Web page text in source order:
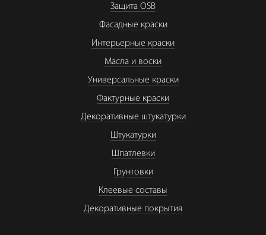
Защита OSB
Фасадные краски
Интерьерные краски
Масла и воски
Универсальные краски
Фактурные краски
Декоративные штукатурки
Штукатурки
Шпатлевки
Грунтовки
Клеевые составы
Декоративные покрытия